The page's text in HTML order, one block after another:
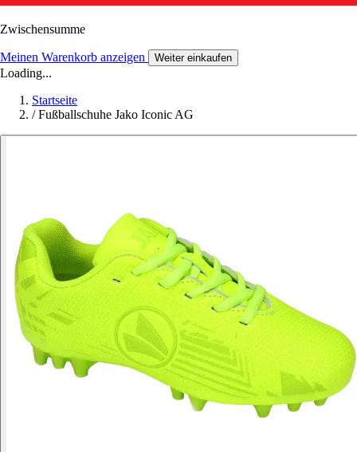
Zwischensumme
Meinen Warenkorb anzeigen Weiter einkaufen
Loading...
Startseite
/ Fußballschuhe Jako Iconic AG